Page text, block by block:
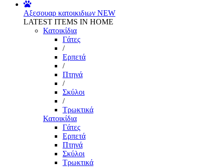
Αξεσουαρ κατοικιδιων NEW
LATEST ITEMS IN HOME
Κατοικίδια
Γάτες
/
Ερπετά
/
Πτηνά
/
Σκύλοι
/
Τρωκτικά
Κατοικίδια
Γάτες
Ερπετά
Πτηνά
Σκύλοι
Τρωκτικά